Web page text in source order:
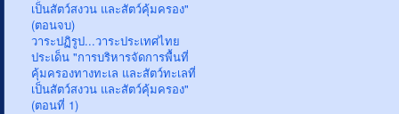
เป็นสัตว์สงวน และสัตว์คุ้มครอง"
(ตอนจบ)
วาระปฏิรูป...วาระประเทศไทย
ประเด็น "การบริหารจัดการพื้นที่
คุ้มครองทางทะเล และสัตว์ทะเลที่
เป็นสัตว์สงวน และสัตว์คุ้มครอง"
(ตอนที่ 1)